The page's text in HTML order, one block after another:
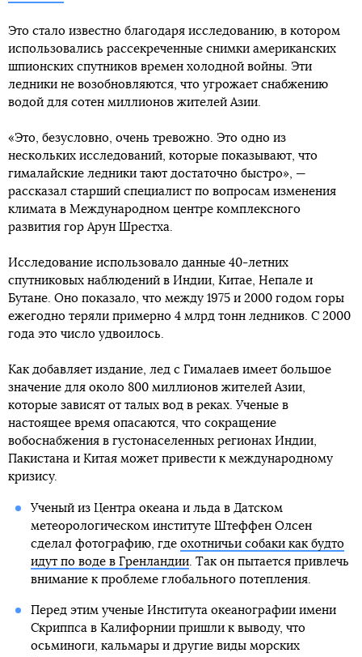
Это стало известно благодаря исследованию, в котором
использовались рассекреченные снимки американских
шпионских спутников времен холодной войны. Эти
ледники не возобновляются, что угрожает снабжению
водой для сотен миллионов жителей Азии.
«Это, безусловно, очень тревожно. Это одно из
нескольких исследований, которые показывают, что
гималайские ледники тают достаточно быстро», —
рассказал старший специалист по вопросам изменения
климата в Международном центре комплексного
развития гор Арун Шрестха.
Исследование использовало данные 40-летних
спутниковых наблюдений в Индии, Китае, Непале и
Бутане. Оно показало, что между 1975 и 2000 годом горы
ежегодно теряли примерно 4 млрд тонн ледников. С 2000
года это число удвоилось.
Как добавляет издание, лед с Гималаев имеет большое
значение для около 800 миллионов жителей Азии,
которые зависят от талых вод в реках. Ученые в
настоящее время опасаются, что сокращение
вобоснабжения в густонаселенных регионах Индии,
Пакистана и Китая может привести к международному
кризису.
Ученый из Центра океана и льда в Датском
метеорологическом институте Штеффен Олсен
сделал фотографию, где охотничьи собаки как будто
идут по воде в Гренландии. Так он пытается привлечь
внимание к проблеме глобального потепления.
Перед этим ученые Института океанографии имени
Скриппса в Калифорнии пришли к выводу, что
осьминоги, кальмары и другие виды морских